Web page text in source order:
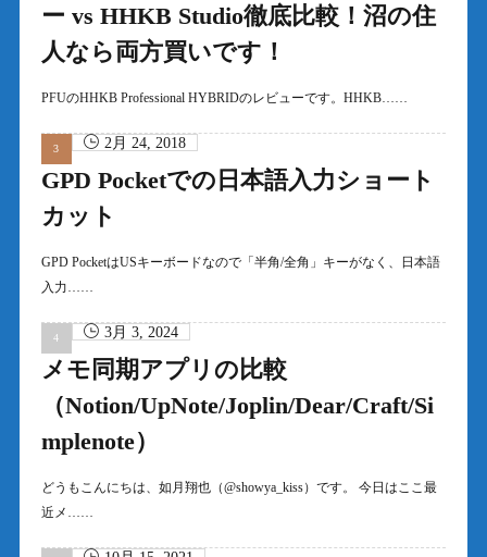
ー vs HHKB Studio徹底比較！沼の住
人なら両方買いです！
PFUのHHKB Professional HYBRIDのレビューです。HHKB……
2月 24, 2018
GPD Pocketでの日本語入力ショート
カット
GPD PocketはUSキーボードなので「半角/全角」キーがなく、日本語
入力……
3月 3, 2024
メモ同期アプリの比較
（Notion/UpNote/Joplin/Dear/Craft/Si
mplenote）
どうもこんにちは、如月翔也（@showya_kiss）です。 今日はここ最
近メ……